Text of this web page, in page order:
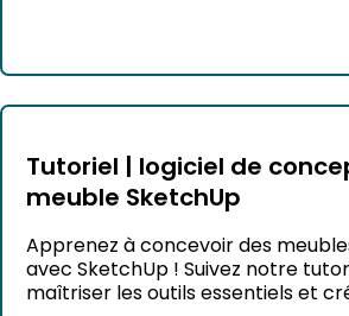
Tutoriel | logiciel de
meuble SketchUp
Apprenez à concevoir des
avec SketchUp ! Suivez notre
maîtriser les outils essentiels et